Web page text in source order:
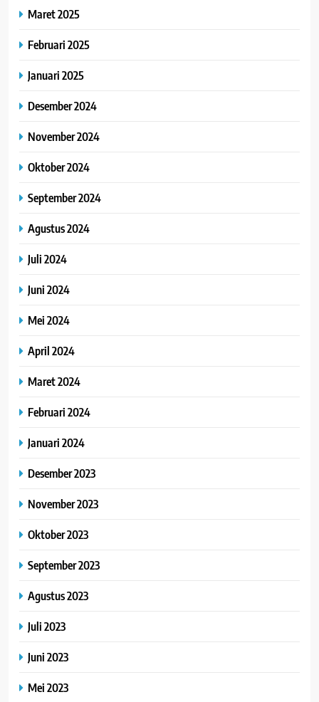
Maret 2025
Februari 2025
Januari 2025
Desember 2024
November 2024
Oktober 2024
September 2024
Agustus 2024
Juli 2024
Juni 2024
Mei 2024
April 2024
Maret 2024
Februari 2024
Januari 2024
Desember 2023
November 2023
Oktober 2023
September 2023
Agustus 2023
Juli 2023
Juni 2023
Mei 2023